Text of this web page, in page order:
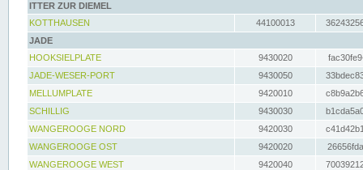
ITTER ZUR DIEMEL
KOTTHAUSEN
44100013
JADE
HOOKSIELPLATE
9430020
JADE-WESER-PORT
9430050
MELLUMPLATE
9420010
SCHILLIG
9430030
WANGEROOGE NORD
9420030
WANGEROOGE OST
9420020
WANGEROOGE WEST
9420040